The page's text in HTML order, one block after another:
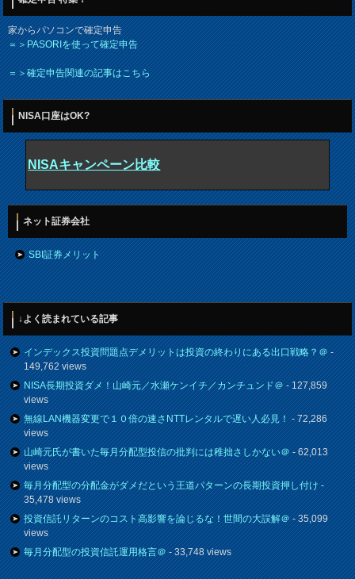
家からパソコンで確定申告
＝＞PASORIを使って確定申告
＝＞確定申告関連の記事はこちら
NISA口座はOK?
NISAキャンペーン比較
ネット証券会社
SBI証券メリット
↓よく読まれている記事
インデックス投資問題点デメリットは投資の終わりにある出口戦略？＠-
149,762 views
NISA長期投資ダメ！山崎元／水瀬ケンイチ／カンチュンド＠- 127,859
views
無線LAN機器変更で１０倍の速さNTTレンタルで遅い人必見！- 72,286
views
山崎元氏が書いた毎月分配型投信の批判には稚拙さしかない＠- 62,013
views
毎月分配型の分配金がダメだという王道パターンの長期投資押し付け-
35,478 views
投資信託リターンのコスト高影響を論じるな！世間の大誤解＠- 35,099
views
毎月分配型の投資信託運用格言＠- 33,748 views